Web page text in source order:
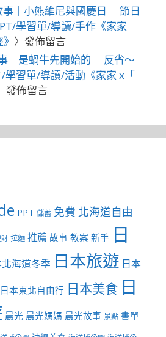
事｜小熊維尼與國慶日｜ 節日
學習單/導讀/手作《家家
〉發佈留言
｜是蝸牛先開始的｜ 反省～
學習單/導讀/活動《家家 x「
發佈留言
PPT 儲蓄 免費 北海道自由
拉麵 推薦 故事 教案 新手 日
海道冬季 日本旅遊 日本
日本東北自由行 日本美食 日
晨光 晨光媽媽 晨光故事 景點 書單